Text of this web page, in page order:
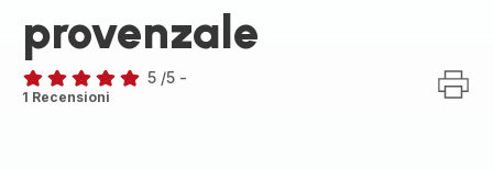
provenzale
Recensione
5 /5 -
1 Recensioni